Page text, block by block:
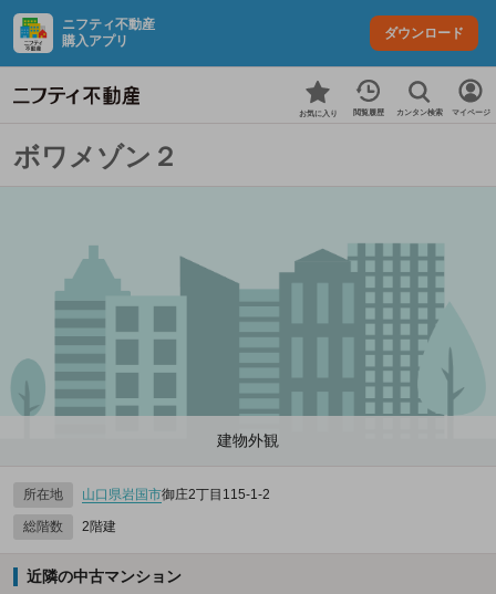
ニフティ不動産
購入アプリ
ダウンロード
お気に入り 閲覧履歴 カンタン検索 マイページ
ボワメゾン２
建物外観
所在地 山口県岩国市御庄2丁目115-1‐2
総階数 2階建
近隣の中古マンション